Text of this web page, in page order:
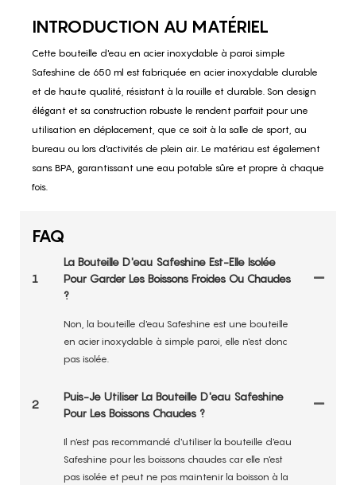
INTRODUCTION AU MATÉRIEL
Cette bouteille d'eau en acier inoxydable à paroi simple
Safeshine de 650 ml est fabriquée en acier inoxydable durable
et de haute qualité, résistant à la rouille et durable. Son design
élégant et sa construction robuste le rendent parfait pour une
utilisation en déplacement, que ce soit à la salle de sport, au
bureau ou lors d'activités de plein air. Le matériau est également
sans BPA, garantissant une eau potable sûre et propre à chaque
fois.
FAQ
1
La Bouteille D'eau Safeshine Est-Elle Isolée
Pour Garder Les Boissons Froides Ou Chaudes
?
Non, la bouteille d'eau Safeshine est une bouteille
en acier inoxydable à simple paroi, elle n'est donc
pas isolée.
2
Puis-Je Utiliser La Bouteille D'eau Safeshine
Pour Les Boissons Chaudes ?
Il n'est pas recommandé d'utiliser la bouteille d'eau
Safeshine pour les boissons chaudes car elle n'est
pas isolée et peut ne pas maintenir la boisson à la